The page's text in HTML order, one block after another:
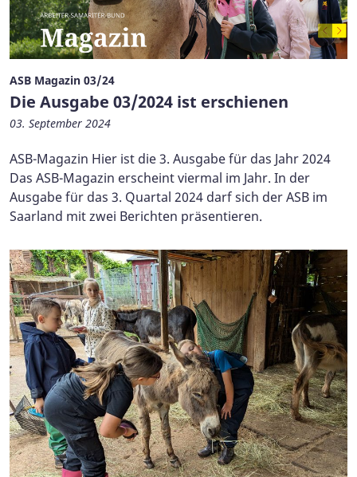
ASB Magazin 03/24
Die Ausgabe 03/2024 ist erschienen
03. September 2024
ASB-Magazin Hier ist die 3. Ausgabe für das Jahr 2024
Das ASB-Magazin erscheint viermal im Jahr. In der
Ausgabe für das 3. Quartal 2024 darf sich der ASB im
Saarland mit zwei Berichten präsentieren.